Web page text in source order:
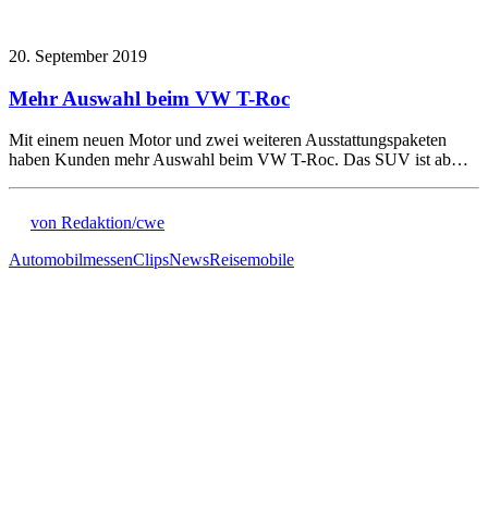
20. September 2019
Mehr Auswahl beim VW T-Roc
Mit einem neuen Motor und zwei weiteren Ausstattungspaketen
haben Kunden mehr Auswahl beim VW T-Roc. Das SUV ist ab…
von Redaktion/cwe
AutomobilmessenClipsNewsReisemobile